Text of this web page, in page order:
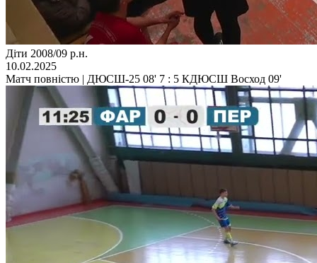
Діти 2008/09 р.н.
10.02.2025
Матч повністю | ДЮСШ-25 08' 7 : 5 КДЮСШ Восход 09'